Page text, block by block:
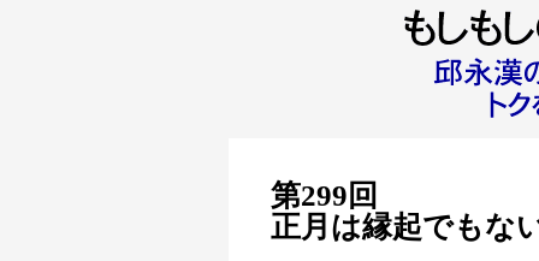
第299回
正月は縁起でもな